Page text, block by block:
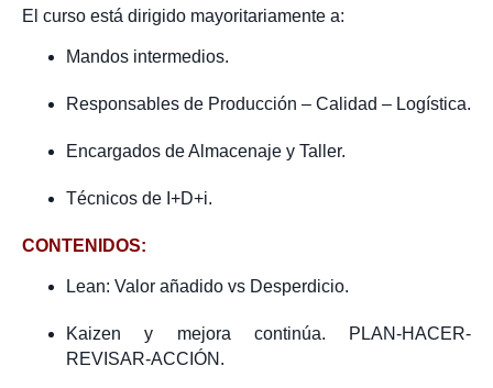
El curso está dirigido mayoritariamente a:
Mandos intermedios.
Responsables de Producción – Calidad – Logística.
Encargados de Almacenaje y Taller.
Técnicos de I+D+i.
CONTENIDOS:
Lean: Valor añadido vs Desperdicio.
Kaizen y mejora continúa. PLAN-HACER-
REVISAR-ACCIÓN.